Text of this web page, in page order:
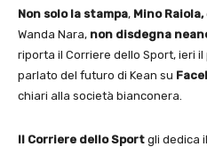
Non solo la stampa, Mino Raiola,
Wanda Nara, non disdegna
riporta il Corriere dello Sport, ieri
parlato del futuro di Kean su
chiari alla società bianconera.
Il Corriere dello Sport gli dedica